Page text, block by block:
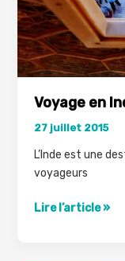
Voyage en
27 juillet 2015
L’Inde est une
voyageurs
Voyage
Lire l’article »